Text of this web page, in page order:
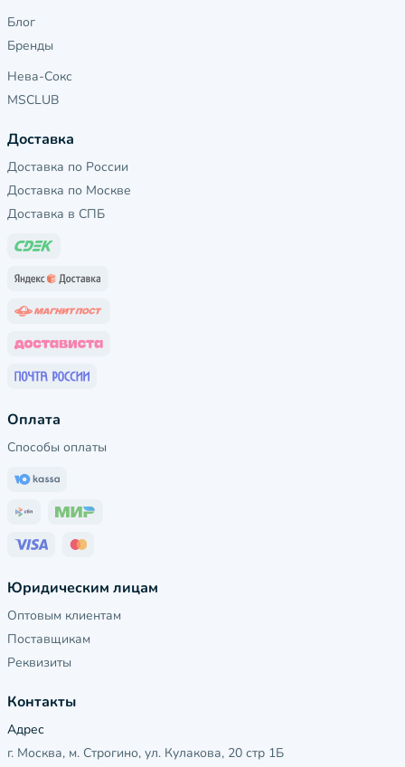
Блог
Бренды
Нева-Сокс
MSCLUB
Доставка
Доставка по России
Доставка по Москве
Доставка в СПБ
Оплата
Способы оплаты
Юридическим лицам
Оптовым клиентам
Поставщикам
Реквизиты
Контакты
Адрес
г. Москва, м. Строгино, ул. Кулакова, 20 стр 1Б